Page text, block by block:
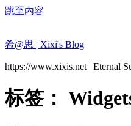
跳至内容
希@思 | Xixi's Blog
https://www.xixis.net | Eternal
标签：